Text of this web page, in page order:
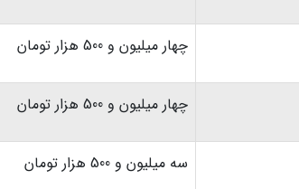
چهار میلیون و 500 هزار تومان
چهار میلیون و 500 هزار تومان
سه میلیون و 500 هزار تومان